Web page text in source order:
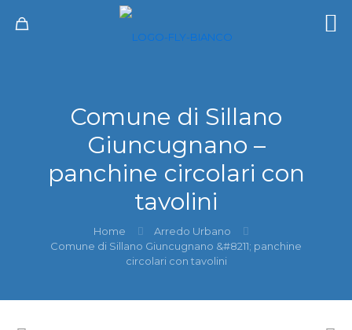
Comune di Sillano
Giuncugnano –
panchine circolari con
tavolini
Home
Arredo Urbano
Comune di Sillano Giuncugnano &#8211; panchine
circolari con tavolini